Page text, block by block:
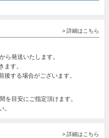
> 詳細はこちら
ら発送いたします。
す。
する場合がございます。
を目安にご指定頂けます。
。
> 詳細はこちら